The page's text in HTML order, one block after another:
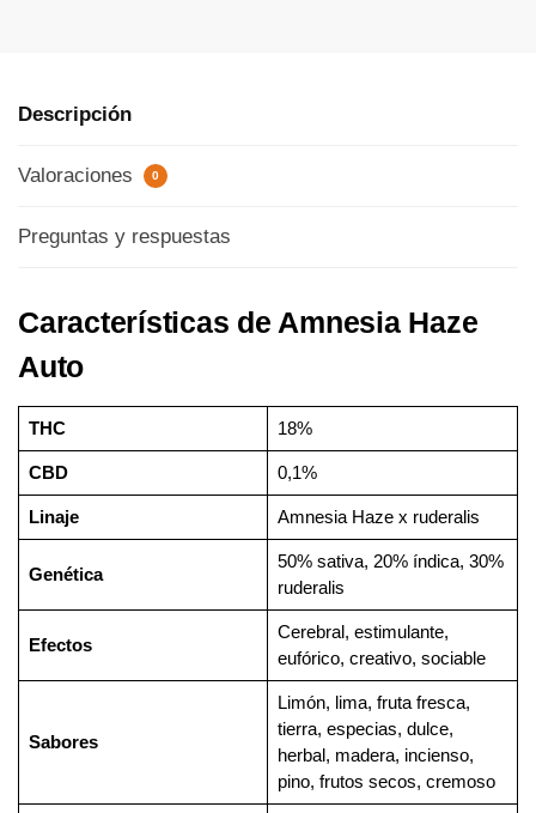
Descripción
Valoraciones 0
Preguntas y respuestas
Características de Amnesia Haze
Auto
THC 18%
CBD 0,1%
Linaje Amnesia Haze x ruderalis
Genética
50% sativa, 20% índica, 30%
ruderalis
Efectos
Cerebral, estimulante,
eufórico, creativo, sociable
Sabores
Limón, lima, fruta fresca,
tierra, especias, dulce,
herbal, madera, incienso,
pino, frutos secos, cremoso